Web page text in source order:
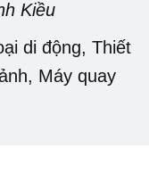
Kiều
di động, Thiết
Máy quay